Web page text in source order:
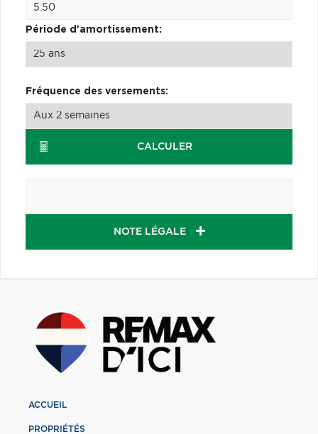
Période d'amortissement:
Fréquence des versements:
CALCULER
NOTE LÉGALE
ACCUEIL
PROPRIÉTÉS